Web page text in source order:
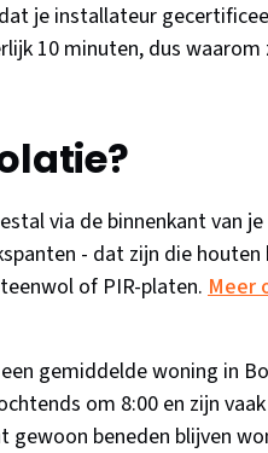
je installateur
10 minuten, dus
via de binnenkant van
- dat zijn die
of PIR-platen. Meer
gemiddelde woning in
om 8:00 en zijn
gewoon beneden blijven